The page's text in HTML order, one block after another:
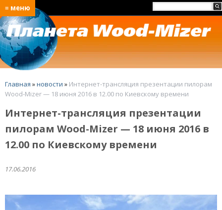
≡ меню
Главная »новости » Интернет-трансляция презентации пилорам
Wood-Mizer — 18 июня 2016 в 12.00 по Киевскому времени
Интернет-трансляция презентации
пилорам Wood-Mizer — 18 июня 2016 в
12.00 по Киевскому времени
17.06.2016